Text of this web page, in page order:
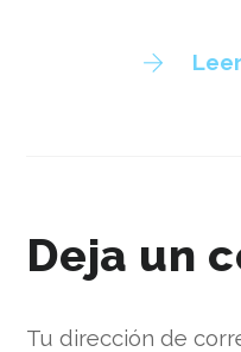
Deja un
Tu dirección de